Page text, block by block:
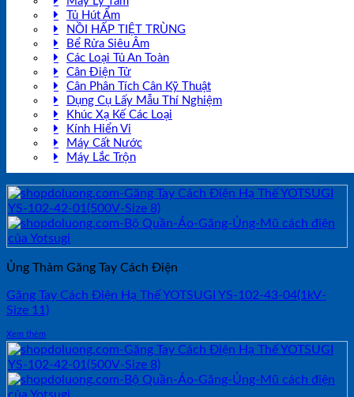
Tủ Hút Ẩm
NỒI HẤP TIỆT TRÙNG
Bể Rửa Siêu Âm
Các Loại Tủ An Toàn
Cân Điện Tử
Cân Phân Tích Cân Kỹ Thuật
Dụng Cụ Lấy Mẫu Thí Nghiệm
Khúc Xạ Kế Các Loại
Kính Hiển Vi
Máy Cất Nước
Máy Lắc Trộn
Ủng Thảm Găng Tay Cách Điện
Găng Tay Cách Điện Hạ Thế YOTSUGI YS-102-43-04(1kV-
Size 11)
Xem thêm